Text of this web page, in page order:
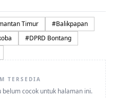
Timur #Balikpapan
#DPRD Bontang
TERSEDIA
cocok untuk halaman ini.